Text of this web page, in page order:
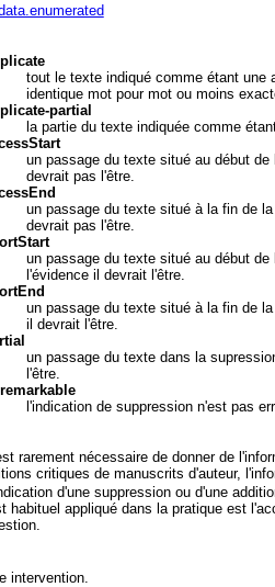
tout le texte indiqué comme étant une
identique mot pour mot ou moins
partial
la partie du texte indiquée comme
un passage du texte situé au début
devrait pas l'être.
un passage du texte situé à la fin de
devrait pas l'être.
un passage du texte situé au début
l'évidence il devrait l'être.
un passage du texte situé à la fin de
il devrait l'être.
un passage du texte dans la
l'être.
l'indication de suppression n'est pas
rarement nécessaire de donner de
critiques de manuscrits d'auteur,
d'une suppression ou d'une
habituel appliqué dans la pratique est
intervention.